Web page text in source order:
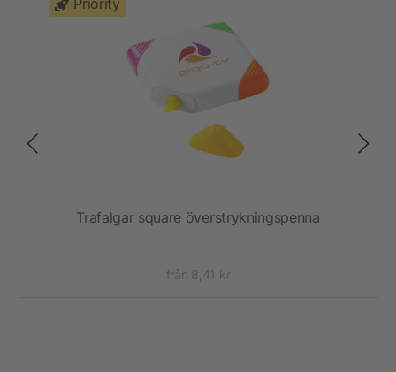
Priority
Trafalgar square överstrykningspenna
från 8,41 kr